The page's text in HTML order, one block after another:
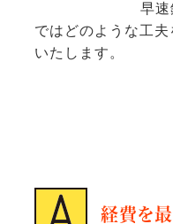
早
ではどのような工
いたします。
経費を